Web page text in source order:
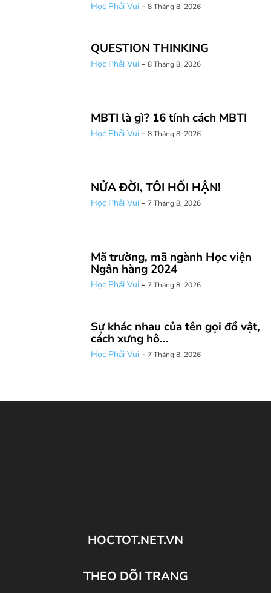
Học Phải Vui - 8 Tháng 8, 2026
QUESTION THINKING
Học Phải Vui - 8 Tháng 8, 2026
MBTI là gì? 16 tính cách MBTI
Học Phải Vui - 8 Tháng 8, 2026
NỬA ĐỜI, TÔI HỐI HẬN!
Học Phải Vui - 7 Tháng 8, 2026
Mã trường, mã ngành Học viện
Ngân hàng 2024
Học Phải Vui - 7 Tháng 8, 2026
Sự khác nhau của tên gọi đồ vật,
cách xưng hô...
Học Phải Vui - 7 Tháng 8, 2026
HOCTOT.NET.VN
THEO DÕI TRANG